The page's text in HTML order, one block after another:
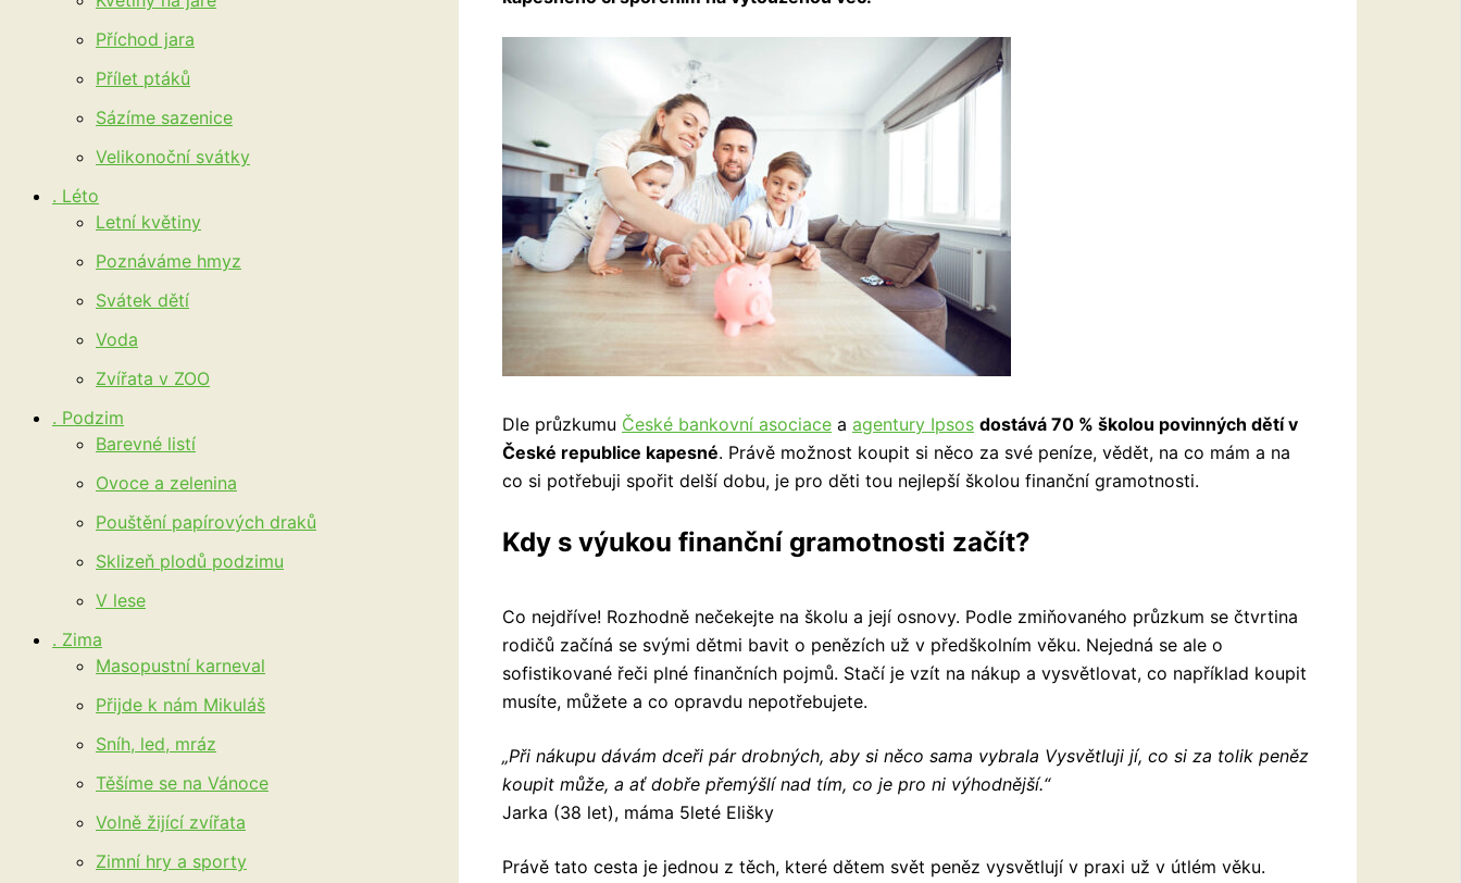
Příchod jara
Přílet ptáků
Sázíme sazenice
Velikonoční svátky
. Léto
Letní květiny
Poznáváme hmyz
Svátek dětí
Voda
Zvířata v ZOO
. Podzim
Barevné listí
Ovoce a zelenina
Pouštění papírových draků
Sklizeň plodů podzimu
V lese
. Zima
Masopustní karneval
Přijde k nám Mikuláš
Sníh, led, mráz
Těšíme se na Vánoce
Volně žijící zvířata
Zimní hry a sporty
Dle průzkumu České bankovní asociace a agentury Ipsos dostává 70 % školou povinných dětí v
České republice kapesné. Právě možnost koupit si něco za své peníze, vědět, na co mám a na
co si potřebuji spořit delší dobu, je pro děti tou nejlepší školou finanční gramotnosti.
Kdy s výukou finanční gramotnosti začít?
Co nejdříve! Rozhodně nečekejte na školu a její osnovy. Podle zmiňovaného průzkum se čtvrtina
rodičů začíná se svými dětmi bavit o penězích už v předškolním věku. Nejedná se ale o
sofistikované řeči plné finančních pojmů. Stačí je vzít na nákup a vysvětlovat, co například koupit
musíte, můžete a co opravdu nepotřebujete.
„Při nákupu dávám dceři pár drobných, aby si něco sama vybrala Vysvětluji jí, co si za tolik peněz
koupit může, a ať dobře přemýšlí nad tím, co je pro ni výhodnější.“
Jarka (38 let), máma 5leté Elišky
Právě tato cesta je jednou z těch, které dětem svět peněz vysvětlují v praxi už v útlém věku.